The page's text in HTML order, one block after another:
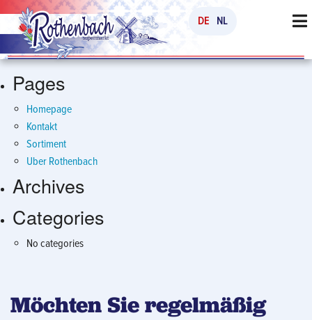
DE NL
Search
for:
Pages
Homepage
Kontakt
Sortiment
Uber Rothenbach
Archives
Categories
No categories
Möchten Sie regelmäßig